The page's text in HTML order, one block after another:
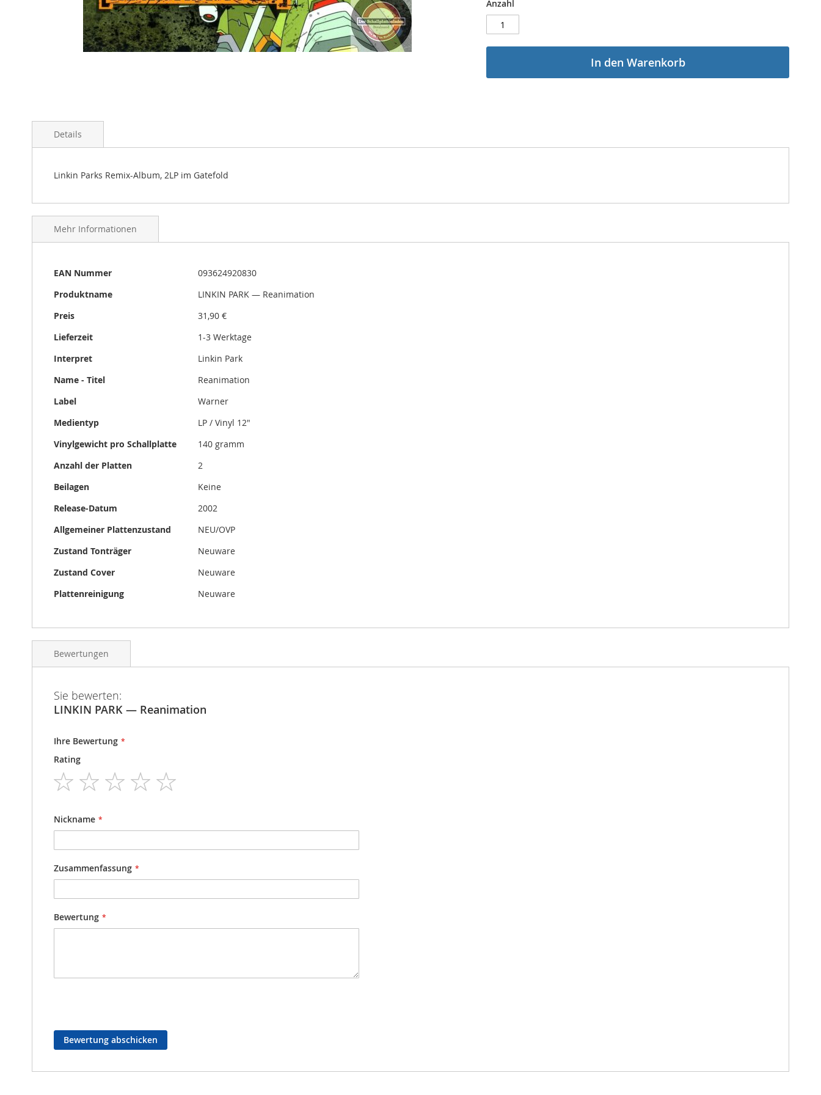
to
beginning
Anzahl
In den Warenkorb
Details
Linkin Parks Remix-Album, 2LP im Gatefold
Mehr Informationen
Mehr
EAN Nummer
093624920830
Produktname
LINKIN PARK — Reanimation
Preis
31,90 €
Lieferzeit
1-3 Werktage
Interpret
Linkin Park
Name - Titel
Reanimation
Label
Warner
Medientyp
LP / Vinyl 12"
Vinylgewicht pro Schallplatte
140 gramm
Anzahl der Platten
2
Beilagen
Keine
Release-Datum
2002
Allgemeiner Plattenzustand
NEU/OVP
Zustand Tonträger
Neuware
Zustand Cover
Neuware
Plattenreinigung
Neuware
Bewertungen
Sie bewerten:
LINKIN PARK — Reanimation
Ihre Bewertung
Rating
1
star
2
stars
3
stars
4
stars
Nickname
Zusammenfassung
Bewertung
Bewertung abschicken